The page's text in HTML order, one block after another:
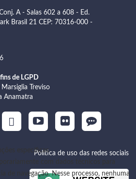
A - Salas 602 a 608 - Ed.
Brasil 21 CEP: 70316-000 -
de LGPD
Treviso
Anamatra
Política de uso das redes sociais
específicas
com dados técnicos para
de navegação. Nesse processo, nenhuma